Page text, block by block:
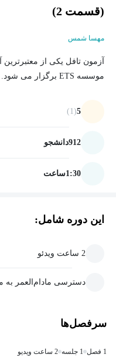
(قسمت 2)
مهسا شمس
آزمون تافل یکی از
موسسه ETS برگزار می شود. در...
5
(1)
912دانشجو
1:30ساعت
این دوره شامل:
2 ساعت ویدئو
دسترسی مادام‌العمر به
سرفصل‌ها
1 فصل 1 جلسه 2 ساعت ویدیو